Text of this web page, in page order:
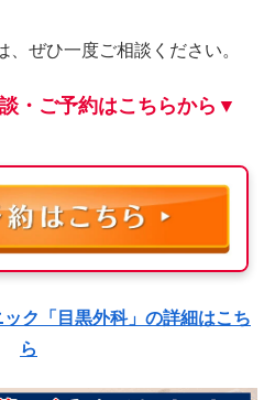
ぜひ一度ご相談ください。
・ご予約はこちらから▼
ク「目黒外科」の詳細はこち
ら